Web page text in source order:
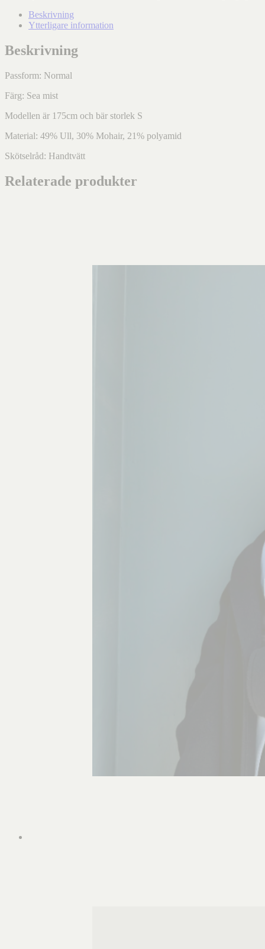
Beskrivning
Ytterligare information
Beskrivning
Passform: Normal
Färg: Sea mist
Modellen är 175cm och bär storlek S
Material: 49% Ull, 30% Mohair, 21% polyamid
Skötselråd: Handtvätt
Relaterade produkter